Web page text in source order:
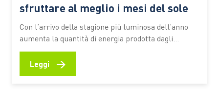
sfruttare al meglio i mesi del sole
Con l’arrivo della stagione più luminosa dell’anno
aumenta la quantità di energia prodotta dagli
impianti domestici. È il periodo ideale per
controllare le prestazioni del sistema, verificare il
Leggi →